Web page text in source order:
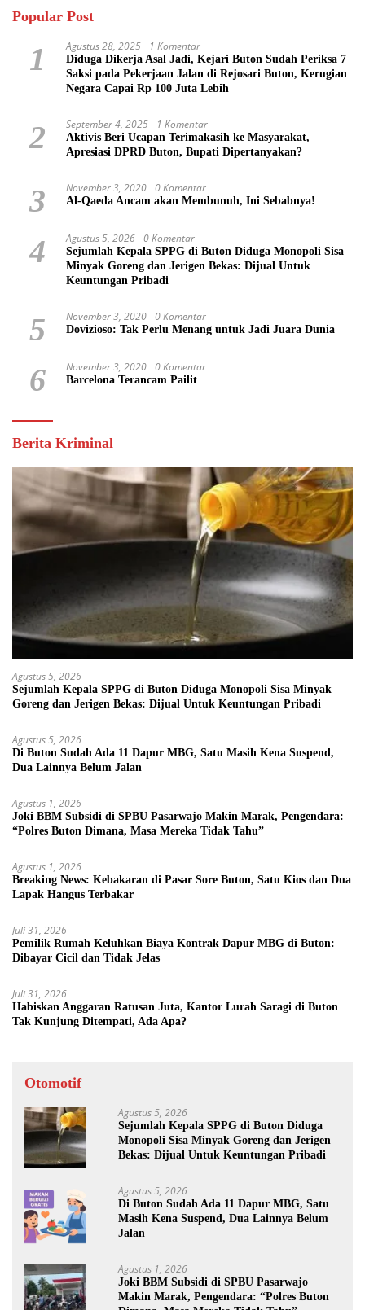
Popular Post
1 Agustus 28, 2025 1 Komentar
Diduga Dikerja Asal Jadi, Kejari Buton Sudah Periksa 7
Saksi pada Pekerjaan Jalan di Rejosari Buton, Kerugian
Negara Capai Rp 100 Juta Lebih
2 September 4, 2025 1 Komentar
Aktivis Beri Ucapan Terimakasih ke Masyarakat,
Apresiasi DPRD Buton, Bupati Dipertanyakan?
3 November 3, 2020 0 Komentar
Al-Qaeda Ancam akan Membunuh, Ini Sebabnya!
4 Agustus 5, 2026 0 Komentar
Sejumlah Kepala SPPG di Buton Diduga Monopoli Sisa
Minyak Goreng dan Jerigen Bekas: Dijual Untuk
Keuntungan Pribadi
5 November 3, 2020 0 Komentar
Dovizioso: Tak Perlu Menang untuk Jadi Juara Dunia
6 November 3, 2020 0 Komentar
Barcelona Terancam Pailit
Berita Kriminal
Agustus 5, 2026
Sejumlah Kepala SPPG di Buton Diduga Monopoli Sisa Minyak
Goreng dan Jerigen Bekas: Dijual Untuk Keuntungan Pribadi
Agustus 5, 2026
Di Buton Sudah Ada 11 Dapur MBG, Satu Masih Kena Suspend,
Dua Lainnya Belum Jalan
Agustus 1, 2026
Joki BBM Subsidi di SPBU Pasarwajo Makin Marak, Pengendara:
“Polres Buton Dimana, Masa Mereka Tidak Tahu”
Agustus 1, 2026
Breaking News: Kebakaran di Pasar Sore Buton, Satu Kios dan Dua
Lapak Hangus Terbakar
Juli 31, 2026
Pemilik Rumah Keluhkan Biaya Kontrak Dapur MBG di Buton:
Dibayar Cicil dan Tidak Jelas
Juli 31, 2026
Habiskan Anggaran Ratusan Juta, Kantor Lurah Saragi di Buton
Tak Kunjung Ditempati, Ada Apa?
Otomotif
Agustus 5, 2026
Sejumlah Kepala SPPG di Buton Diduga
Monopoli Sisa Minyak Goreng dan Jerigen
Bekas: Dijual Untuk Keuntungan Pribadi
Agustus 5, 2026
Di Buton Sudah Ada 11 Dapur MBG, Satu
Masih Kena Suspend, Dua Lainnya Belum
Jalan
Agustus 1, 2026
Joki BBM Subsidi di SPBU Pasarwajo
Makin Marak, Pengendara: “Polres Buton